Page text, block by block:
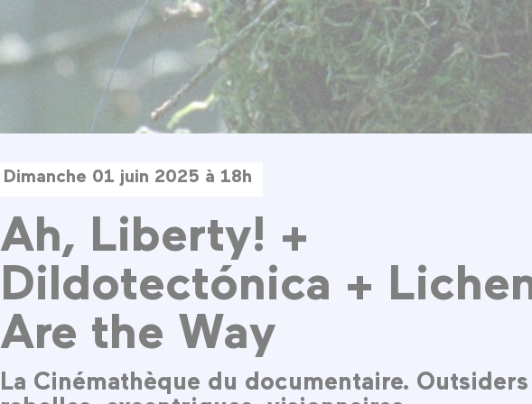
Dimanche 01 juin 2025 à 18h
Ah, Liberty! +
Dildotectónica +
Are the Way
La Cinémathèque du documentaire.